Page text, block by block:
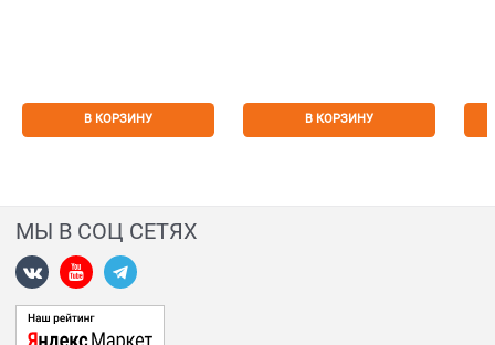
В КОРЗИНУ В КОРЗИНУ
МЫ В СОЦ СЕТЯХ